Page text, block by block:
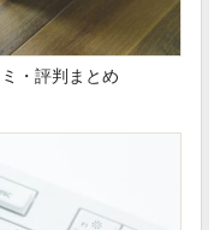
・評判まとめ